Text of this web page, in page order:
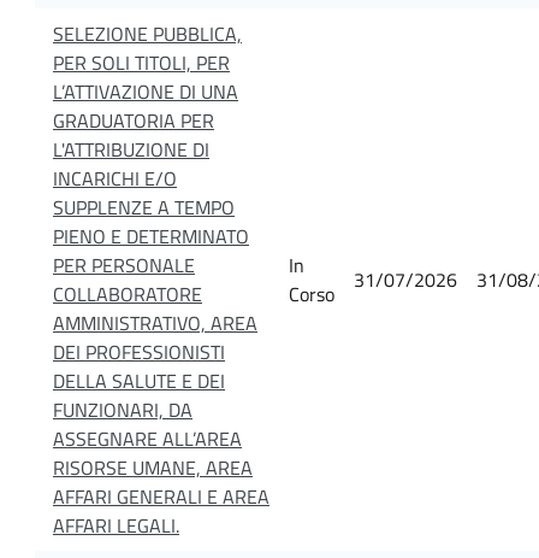
SELEZIONE PUBBLICA,
PER SOLI TITOLI, PER
L’ATTIVAZIONE DI UNA
GRADUATORIA PER
L'ATTRIBUZIONE DI
INCARICHI E/O
SUPPLENZE A TEMPO
PIENO E DETERMINATO
PER PERSONALE
COLLABORATORE
AMMINISTRATIVO, AREA
DEI PROFESSIONISTI
DELLA SALUTE E DEI
FUNZIONARI, DA
ASSEGNARE ALL’AREA
RISORSE UMANE, AREA
AFFARI GENERALI E AREA
AFFARI LEGALI.
In
Corso
31/07/2026 31/